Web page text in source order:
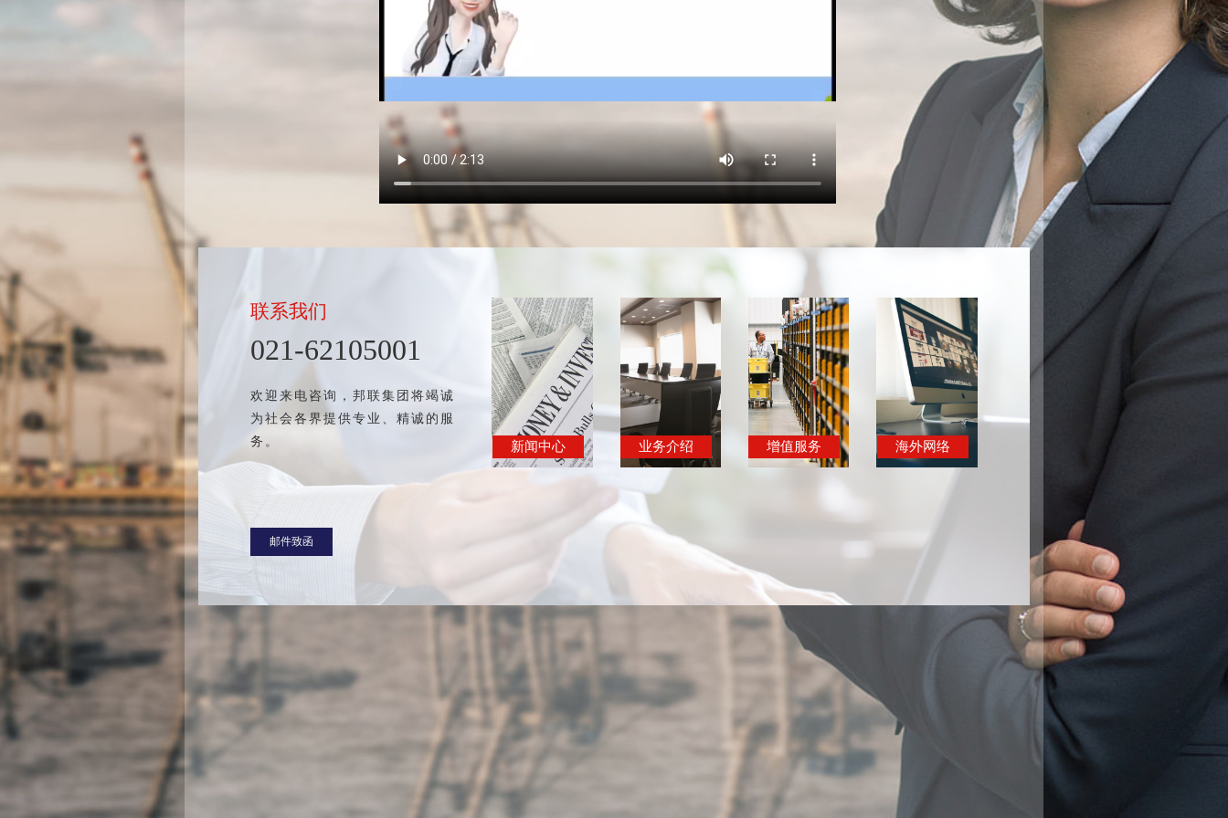
联系我们
021-62105001
欢迎来电咨询，邦联集团将竭诚
为社会各界提供专业、精诚的服
务。
邮件致函
新闻中心 业务介绍 增值服务 海外网络